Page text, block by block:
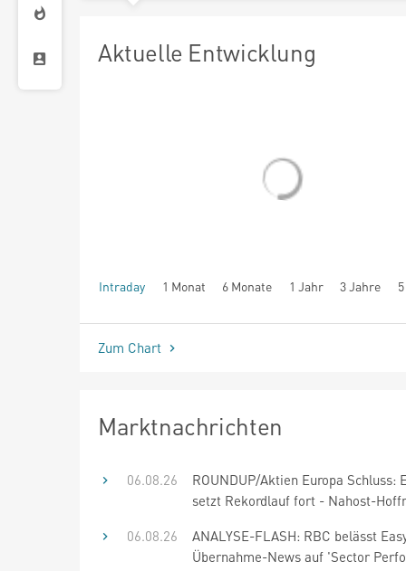
Aktuelle Entwicklung
Intraday 1 Monat 6 Monate 1 Jahr 3 Jahre
seit Beginn
Zum Chart
Marktnachrichten
06.08.26
ROUNDUP/Aktien Europa Schluss:
setzt Rekordlauf fort - Nahost-
06.08.26
ANALYSE-FLASH: RBC belässt
Übernahme-News auf 'Sector